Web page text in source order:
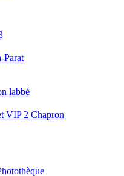
labbé
VIP 2 Chapron